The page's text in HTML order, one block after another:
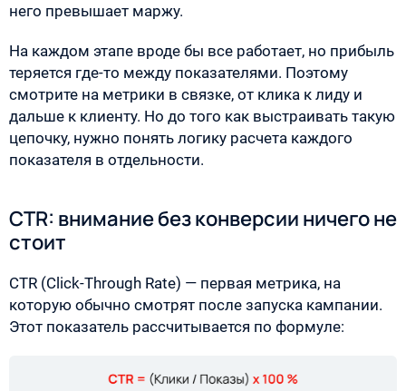
него превышает маржу.
На каждом этапе вроде бы все работает, но прибыль
теряется где-то между показателями. Поэтому
смотрите на метрики в связке, от клика к лиду и
дальше к клиенту. Но до того как выстраивать такую
цепочку, нужно понять логику расчета каждого
показателя в отдельности.
CTR: внимание без конверсии ничего не
стоит
CTR (Click-Through Rate) — первая метрика, на
которую обычно смотрят после запуска кампании.
Этот показатель рассчитывается по формуле: